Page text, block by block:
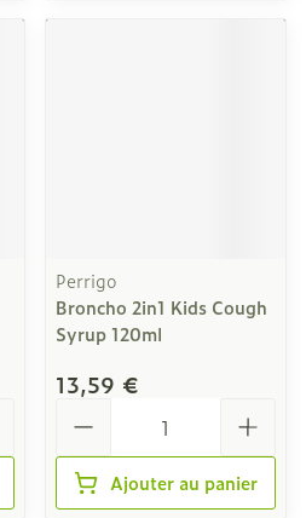
Perrigo
Broncho 2in1 Kids Cough
Syrup 120ml
13,59 €
Ajouter au panier